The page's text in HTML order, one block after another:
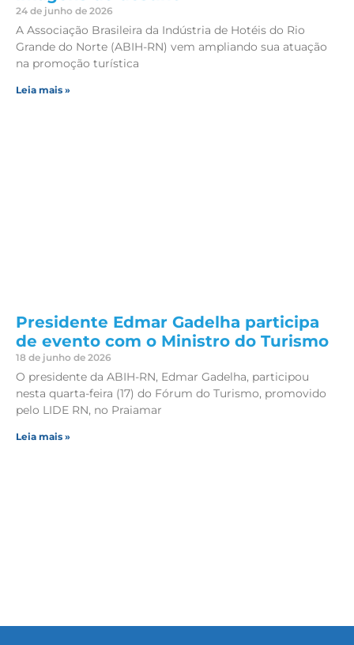
24 de junho de 2026
A Associação Brasileira da Indústria de Hotéis do Rio
Grande do Norte (ABIH-RN) vem ampliando sua atuação
na promoção turística
Leia mais »
Presidente Edmar Gadelha participa
de evento com o Ministro do Turismo
18 de junho de 2026
O presidente da ABIH-RN, Edmar Gadelha, participou
nesta quarta-feira (17) do Fórum do Turismo, promovido
pelo LIDE RN, no Praiamar
Leia mais »